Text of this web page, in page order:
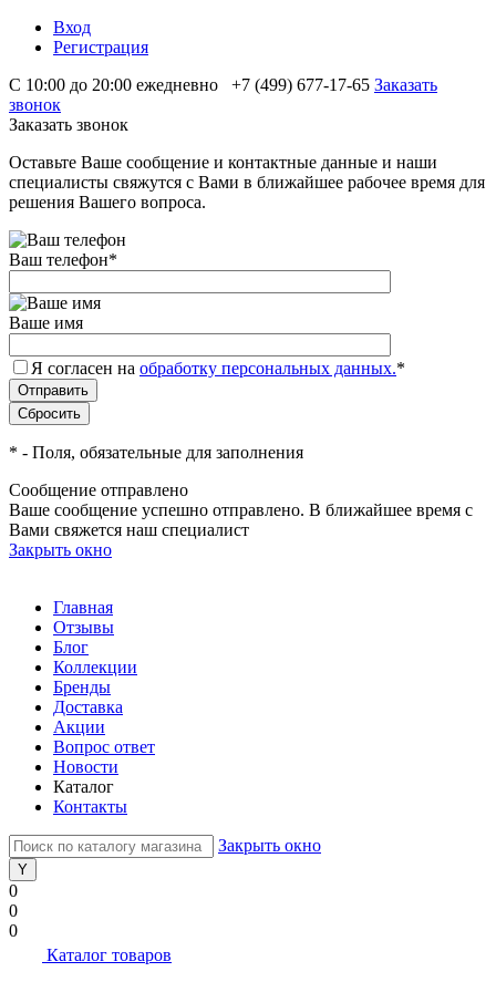
Вход
Регистрация
С 10:00 до 20:00 ежедневно
+7 (499) 677-17-65 Заказать
звонок
Заказать звонок
Оставьте Ваше сообщение и контактные данные и наши
специалисты свяжутся с Вами в ближайшее рабочее время для
решения Вашего вопроса.
Ваш телефон*
Ваше имя
Я согласен на обработку персональных данных.*
* - Поля, обязательные для заполнения
Сообщение отправлено
Ваше сообщение успешно отправлено. В ближайшее время с
Вами свяжется наш специалист
Закрыть окно
Главная
Отзывы
Блог
Коллекции
Бренды
Доставка
Акции
Вопрос ответ
Новости
Каталог
Контакты
Закрыть окно
0
0
0
Каталог товаров